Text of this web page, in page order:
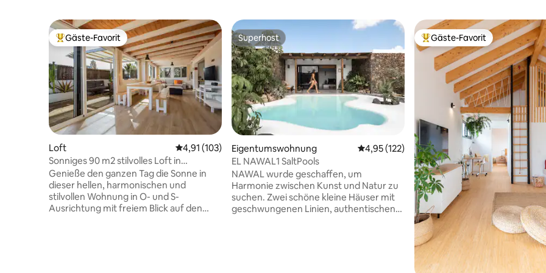
Beliebter Gäste-Favorit.
Gäste-Favorit
Loft Durchschnittliche Bewertung: 4,91 von 5, 103 Bewertungen
4,91 (103)
Sonniges 90 m2 stilvolles Loft in
Strandnähe mit Terrasse
Genieße den ganzen Tag die Sonne in
dieser hellen, harmonischen und
stilvollen Wohnung in O- und S-
Ausrichtung mit freiem Blick auf den
Superhost
Superhost
Eigentumswohnung Durchschnittliche Bewertung: 4,95 von 5,
4,95 (122)
EL NAWAL1 SaltPools
NAWAL wurde geschaffen, um
Harmonie zwischen Kunst und Natur zu
suchen. Zwei schöne kleine Häuser mit
geschwungenen Linien, authentischen
Beliebter Gäste-Favorit.
Gäste-Favorit